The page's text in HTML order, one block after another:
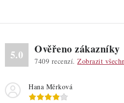
5.0 Ověřeno zákazníky
7409 recenzí. Zobrazit
Hana Měrková